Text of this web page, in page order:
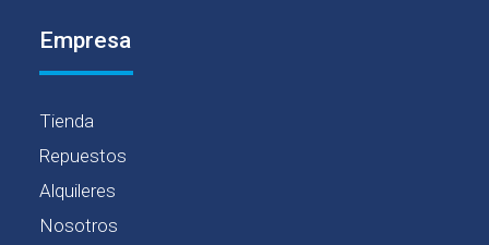
Empresa
Tienda
Repuestos
Alquileres
Nosotros